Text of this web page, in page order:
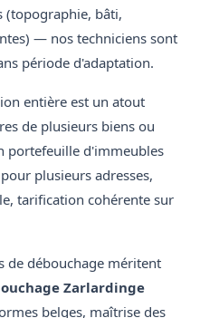
(topographie, bâti,
— nos techniciens sont
période d'adaptation.
entière est un atout
de plusieurs biens ou
portefeuille d'immeubles
plusieurs adresses,
tarification cohérente sur
de débouchage méritent
Zarlardinge
belges, maîtrise des